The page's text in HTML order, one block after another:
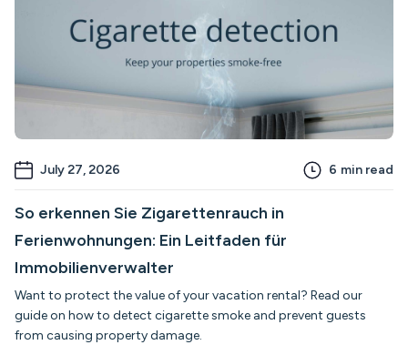
July 27, 2026 6 min read
So erkennen Sie Zigarettenrauch in
Ferienwohnungen: Ein Leitfaden für
Immobilienverwalter
Want to protect the value of your vacation rental? Read our
guide on how to detect cigarette smoke and prevent guests
from causing property damage.